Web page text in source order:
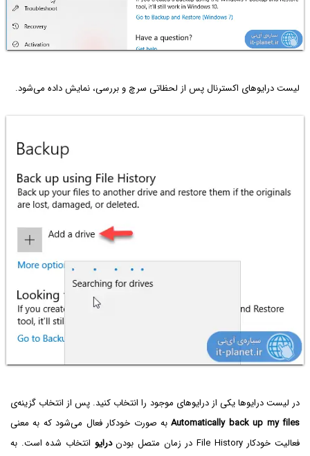
لیست درایوهای اکسترنال پس از لحظاتی سرچ و بررسی، نمایش داده می‌شود.
در لیست درایوها یکی از درایوهای موجود را انتخاب کنید. پس از انتخاب گزینه‌ی
Automatically back up my filesبه صورت خودکار فعال می‌شود که به معنی
فعالیت خودکار File History در زمان متصل بودن
درایو انتخاب شده است. به